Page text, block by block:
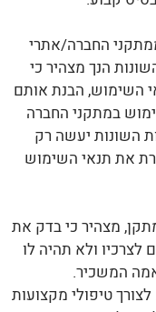
החברה/אתרי
הנך מצהיר כי
השימוש, הבנת אותם
במתקני החברה
השונות יעשה רק
את תנאי השימוש
מצהיר כי בדק את
ולא תהיה לו
המשכיר.
טיפולי מקצועות